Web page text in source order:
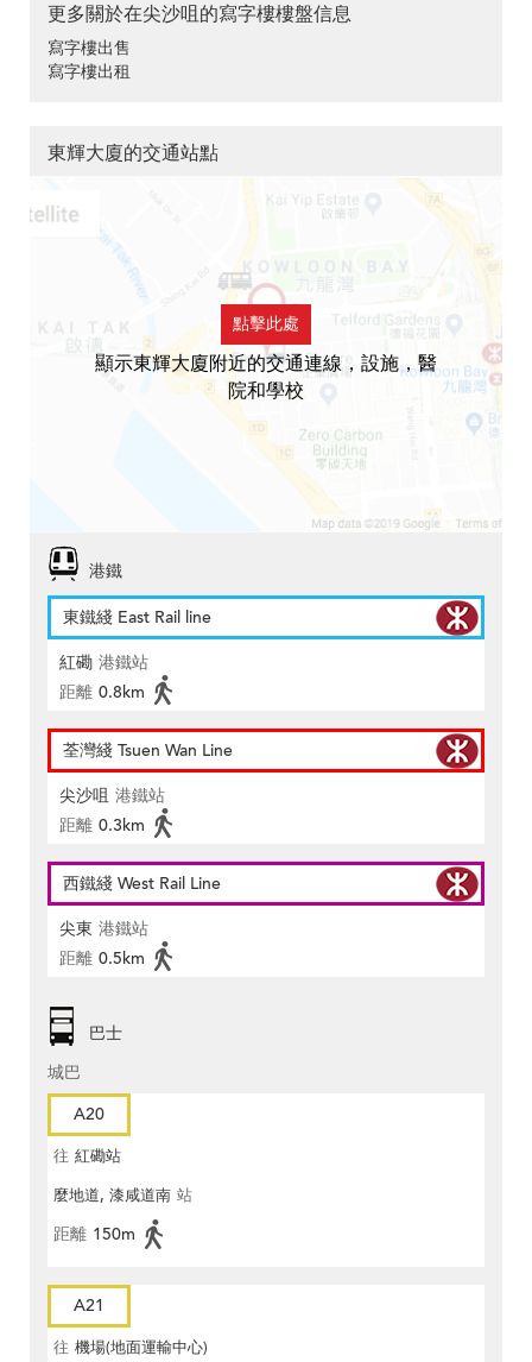
更多關於在尖沙咀的寫字樓樓盤信息
寫字樓出售
寫字樓出租
東輝大廈的交通站點
點擊此處
顯示東輝大廈附近的交通連線，設施，醫
院和學校
港鐵
東鐵綫 East Rail line
紅磡 港鐵站
距離 0.8km
荃灣綫 Tsuen Wan Line
尖沙咀 港鐵站
距離 0.3km
西鐵綫 West Rail Line
尖東 港鐵站
距離 0.5km
巴士
城巴
A20
往 紅磡站
麼地道, 漆咸道南 站
距離 150m
A21
往 機場(地面運輸中心)